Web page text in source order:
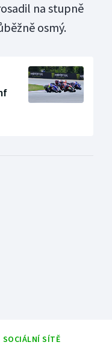
na stupně
osmý.
SOCIÁLNÍ SÍTĚ